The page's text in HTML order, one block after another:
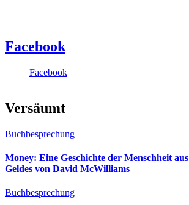
Facebook
Facebook
Versäumt
Buchbesprechung
Money: Eine Geschichte der Menschheit
Geldes von David McWilliams
Buchbesprechung